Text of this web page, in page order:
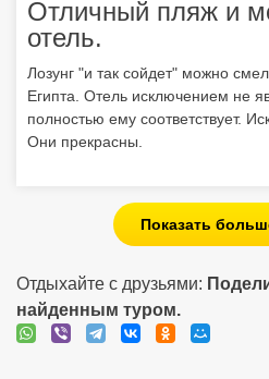
Отличный пляж и
отель.
Лозунг "и так сойдет" можно
Египта. Отель исключением не
полностью ему соответствует.
Они прекрасны.
Показать
Отдыхайте с друзьями:
найденным туром.